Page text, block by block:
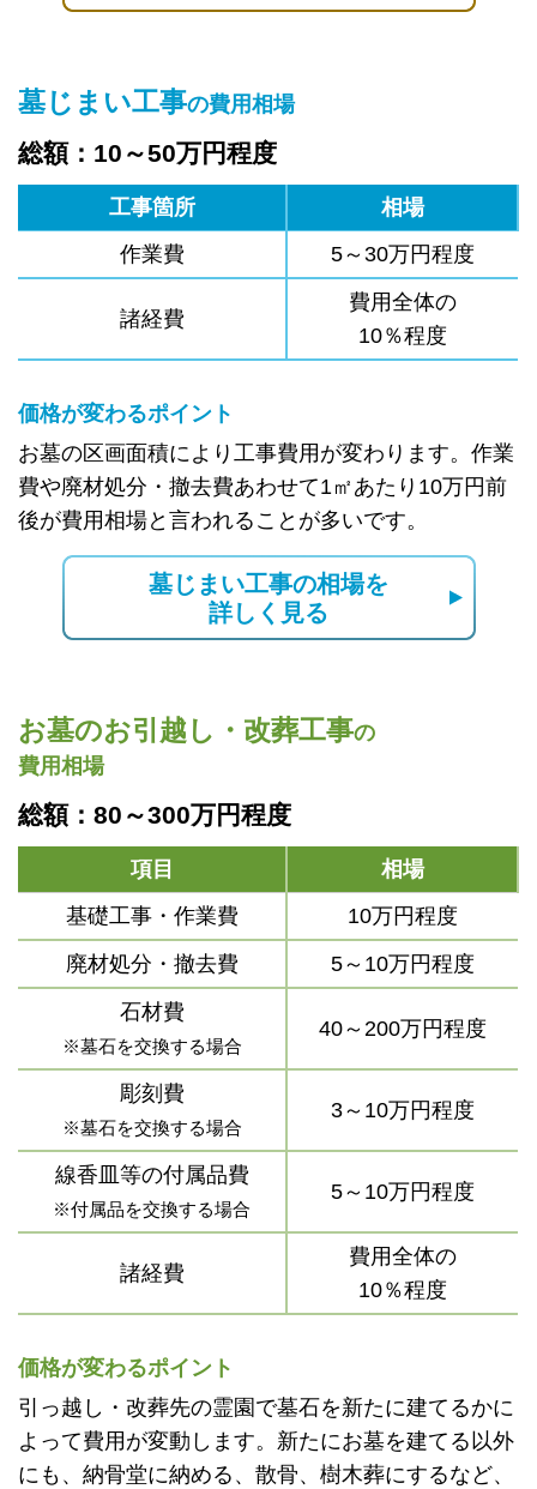
墓じまい工事の費用相場
総額：10～50万円程度
工事箇所
相場
作業費
5～30万円程度
諸経費
費用全体の
10％程度
価格が変わるポイント
お墓の区画面積により工事費用が変わります。作業
費や廃材処分・撤去費あわせて1㎡あたり10万円前
後が費用相場と言われることが多いです。
墓じまい工事の相場を
詳しく見る
お墓のお引越し・改葬工事の
費用相場
総額：80～300万円程度
項目
相場
基礎工事・作業費
10万円程度
廃材処分・撤去費
5～10万円程度
石材費
※墓石を交換する場合
40～200万円程度
彫刻費
※墓石を交換する場合
3～10万円程度
線香皿等の付属品費
※付属品を交換する場合
5～10万円程度
諸経費
費用全体の
10％程度
価格が変わるポイント
引っ越し・改葬先の霊園で墓石を新たに建てるかに
よって費用が変動します。新たにお墓を建てる以外
にも、納骨堂に納める、散骨、樹木葬にするなど、